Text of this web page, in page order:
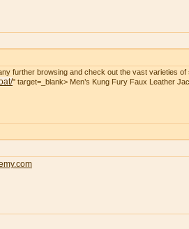
further browsing and check out the vast varieties
" target=_blank> Men’s Kung Fury Faux Leather